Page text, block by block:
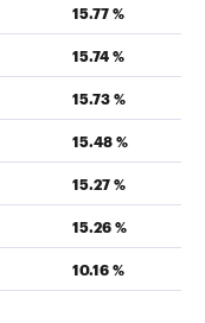
15.77 %
15.74 %
15.73 %
15.48 %
15.27 %
15.26 %
10.16 %